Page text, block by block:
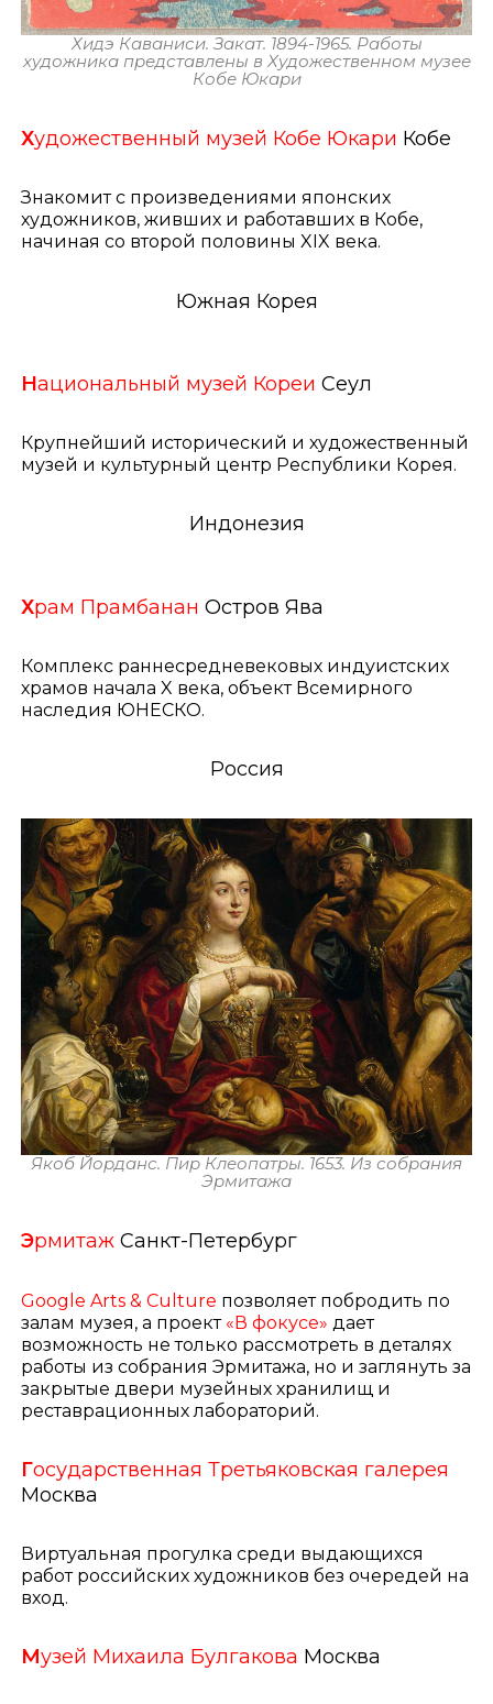
Хидэ Каваниси. Закат. 1894-1965. Работы
художника представлены в Художественном музее
Кобе Юкари
Художественный музей Кобе Юкари Кобе
Знакомит с произведениями японских
художников, живших и работавших в Кобе,
начиная со второй половины XIX века.
Южная Корея
Национальный музей Кореи Сеул
Крупнейший исторический и художественный
музей и культурный центр Республики Корея.
Индонезия
Храм Прамбанан Остров Ява
Комплекс раннесредневековых индуистских
храмов начала X века, объект Всемирного
наследия ЮНЕСКО.
Россия
Якоб Йорданс. Пир Клеопатры. 1653. Из собрания
Эрмитажа
Эрмитаж Санкт-Петербург
Google Arts & Culture позволяет побродить по
залам музея, а проект «В фокусе» дает
возможность не только рассмотреть в деталях
работы из собрания Эрмитажа, но и заглянуть за
закрытые двери музейных хранилищ и
реставрационных лабораторий.
Государственная Третьяковская галерея
Москва
Виртуальная прогулка среди выдающихся
работ российских художников без очередей на
вход.
Музей Михаила Булгакова Москва